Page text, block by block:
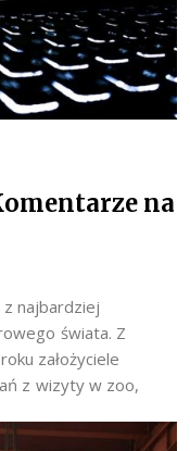
na
najbardziej
świata. Z
założyciele
z wizyty w zoo,